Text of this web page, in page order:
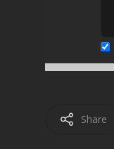
Share